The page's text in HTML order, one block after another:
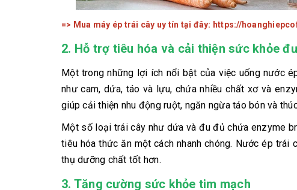
=> Mua máy ép trái cây uy tín tại đây: https://
2. Hỗ trợ tiêu hóa và cải thiện sức khỏe
Một trong những lợi ích nổi bật của việc uống nước
như cam, dứa, táo và lựu, chứa nhiều chất xơ và
giúp cải thiện nhu động ruột, ngăn ngừa táo bón và
Một số loại trái cây như dứa và đu đủ chứa enzyme
tiêu hóa thức ăn một cách nhanh chóng. Nước ép
thụ dưỡng chất tốt hơn.
3. Tăng cường sức khỏe tim mạch